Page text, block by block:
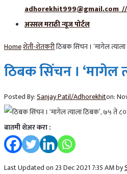
adhorekhit999@gmail.com //
अस्सल मराठी न्यूज पोर्टल
Homeशेती-शेतकरीठिबक सिंचन । ‘मागेल
ठिबक सिंचन । ‘मागेल
Posted By:Sanjay Patil/Adhorekhiton:
बातमी शेअर करा :
Last Updated on 23 Dec 2021 7:35 AM by